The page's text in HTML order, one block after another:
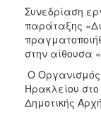
2020
2019
2018
2017
2016
Συνεδρίαση
παράταξης
στην αίθουσα
Ο Οργανισμός
Ηρακλείου
Δημοτικής